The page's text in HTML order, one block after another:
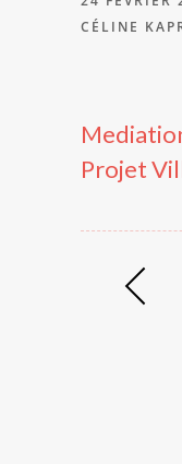
CÉLINE
Projet